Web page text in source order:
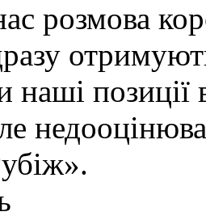
розмова
позиції